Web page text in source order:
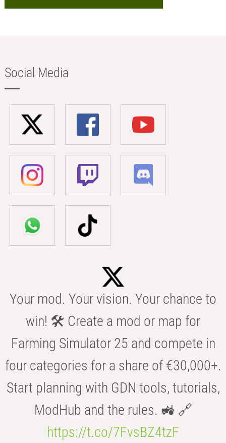
Social Media
Your mod. Your vision. Your chance to
win! 🛠️ Create a mod or map for
Farming Simulator 25 and compete in
four categories for a share of €30,000+.
Start planning with GDN tools, tutorials,
ModHub and the rules. 🚜 🔗
https://t.co/7FvsBZ4tzF